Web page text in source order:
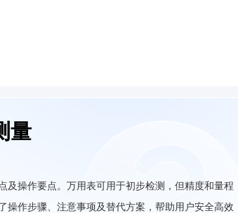
量
及操作要点。万用表可用于初步检测，但精度和量程
操作步骤、注意事项及替代方案，帮助用户安全高效